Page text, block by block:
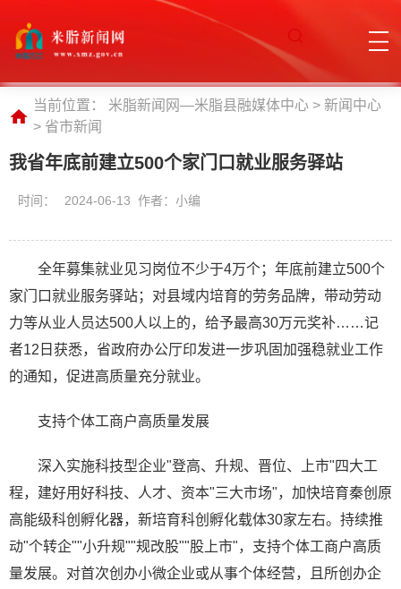
当前位置： 米脂新闻网—米脂县融媒体中心 > 新闻中心
> 省市新闻
我省年底前建立500个家门口就业服务驿站
时间： 2024-06-13 作者：小编
全年募集就业见习岗位不少于4万个；年底前建立500个
家门口就业服务驿站；对县域内培育的劳务品牌，带动劳动
力等从业人员达500人以上的，给予最高30万元奖补……记
者12日获悉，省政府办公厅印发进一步巩固加强稳就业工作
的通知，促进高质量充分就业。
支持个体工商户高质量发展
深入实施科技型企业"登高、升规、晋位、上市"四大工
程，建好用好科技、人才、资本"三大市场"，加快培育秦创原
高能级科创孵化器，新培育科创孵化载体30家左右。持续推
动"个转企""小升规""规改股""股上市"，支持个体工商户高质
量发展。对首次创办小微企业或从事个体经营，且所创办企